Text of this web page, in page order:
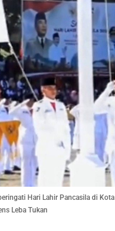
Hari Lahir Pancasila di Kota
Leba Tukan